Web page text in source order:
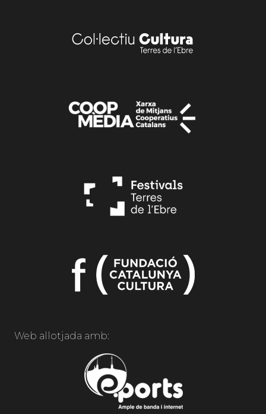
Web allotjada amb: